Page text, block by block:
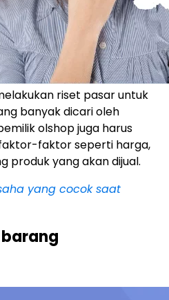
riset pasar untuk
banyak dicari oleh
olshop juga harus
faktor seperti harga,
produk yang akan dijual.
yang cocok saat